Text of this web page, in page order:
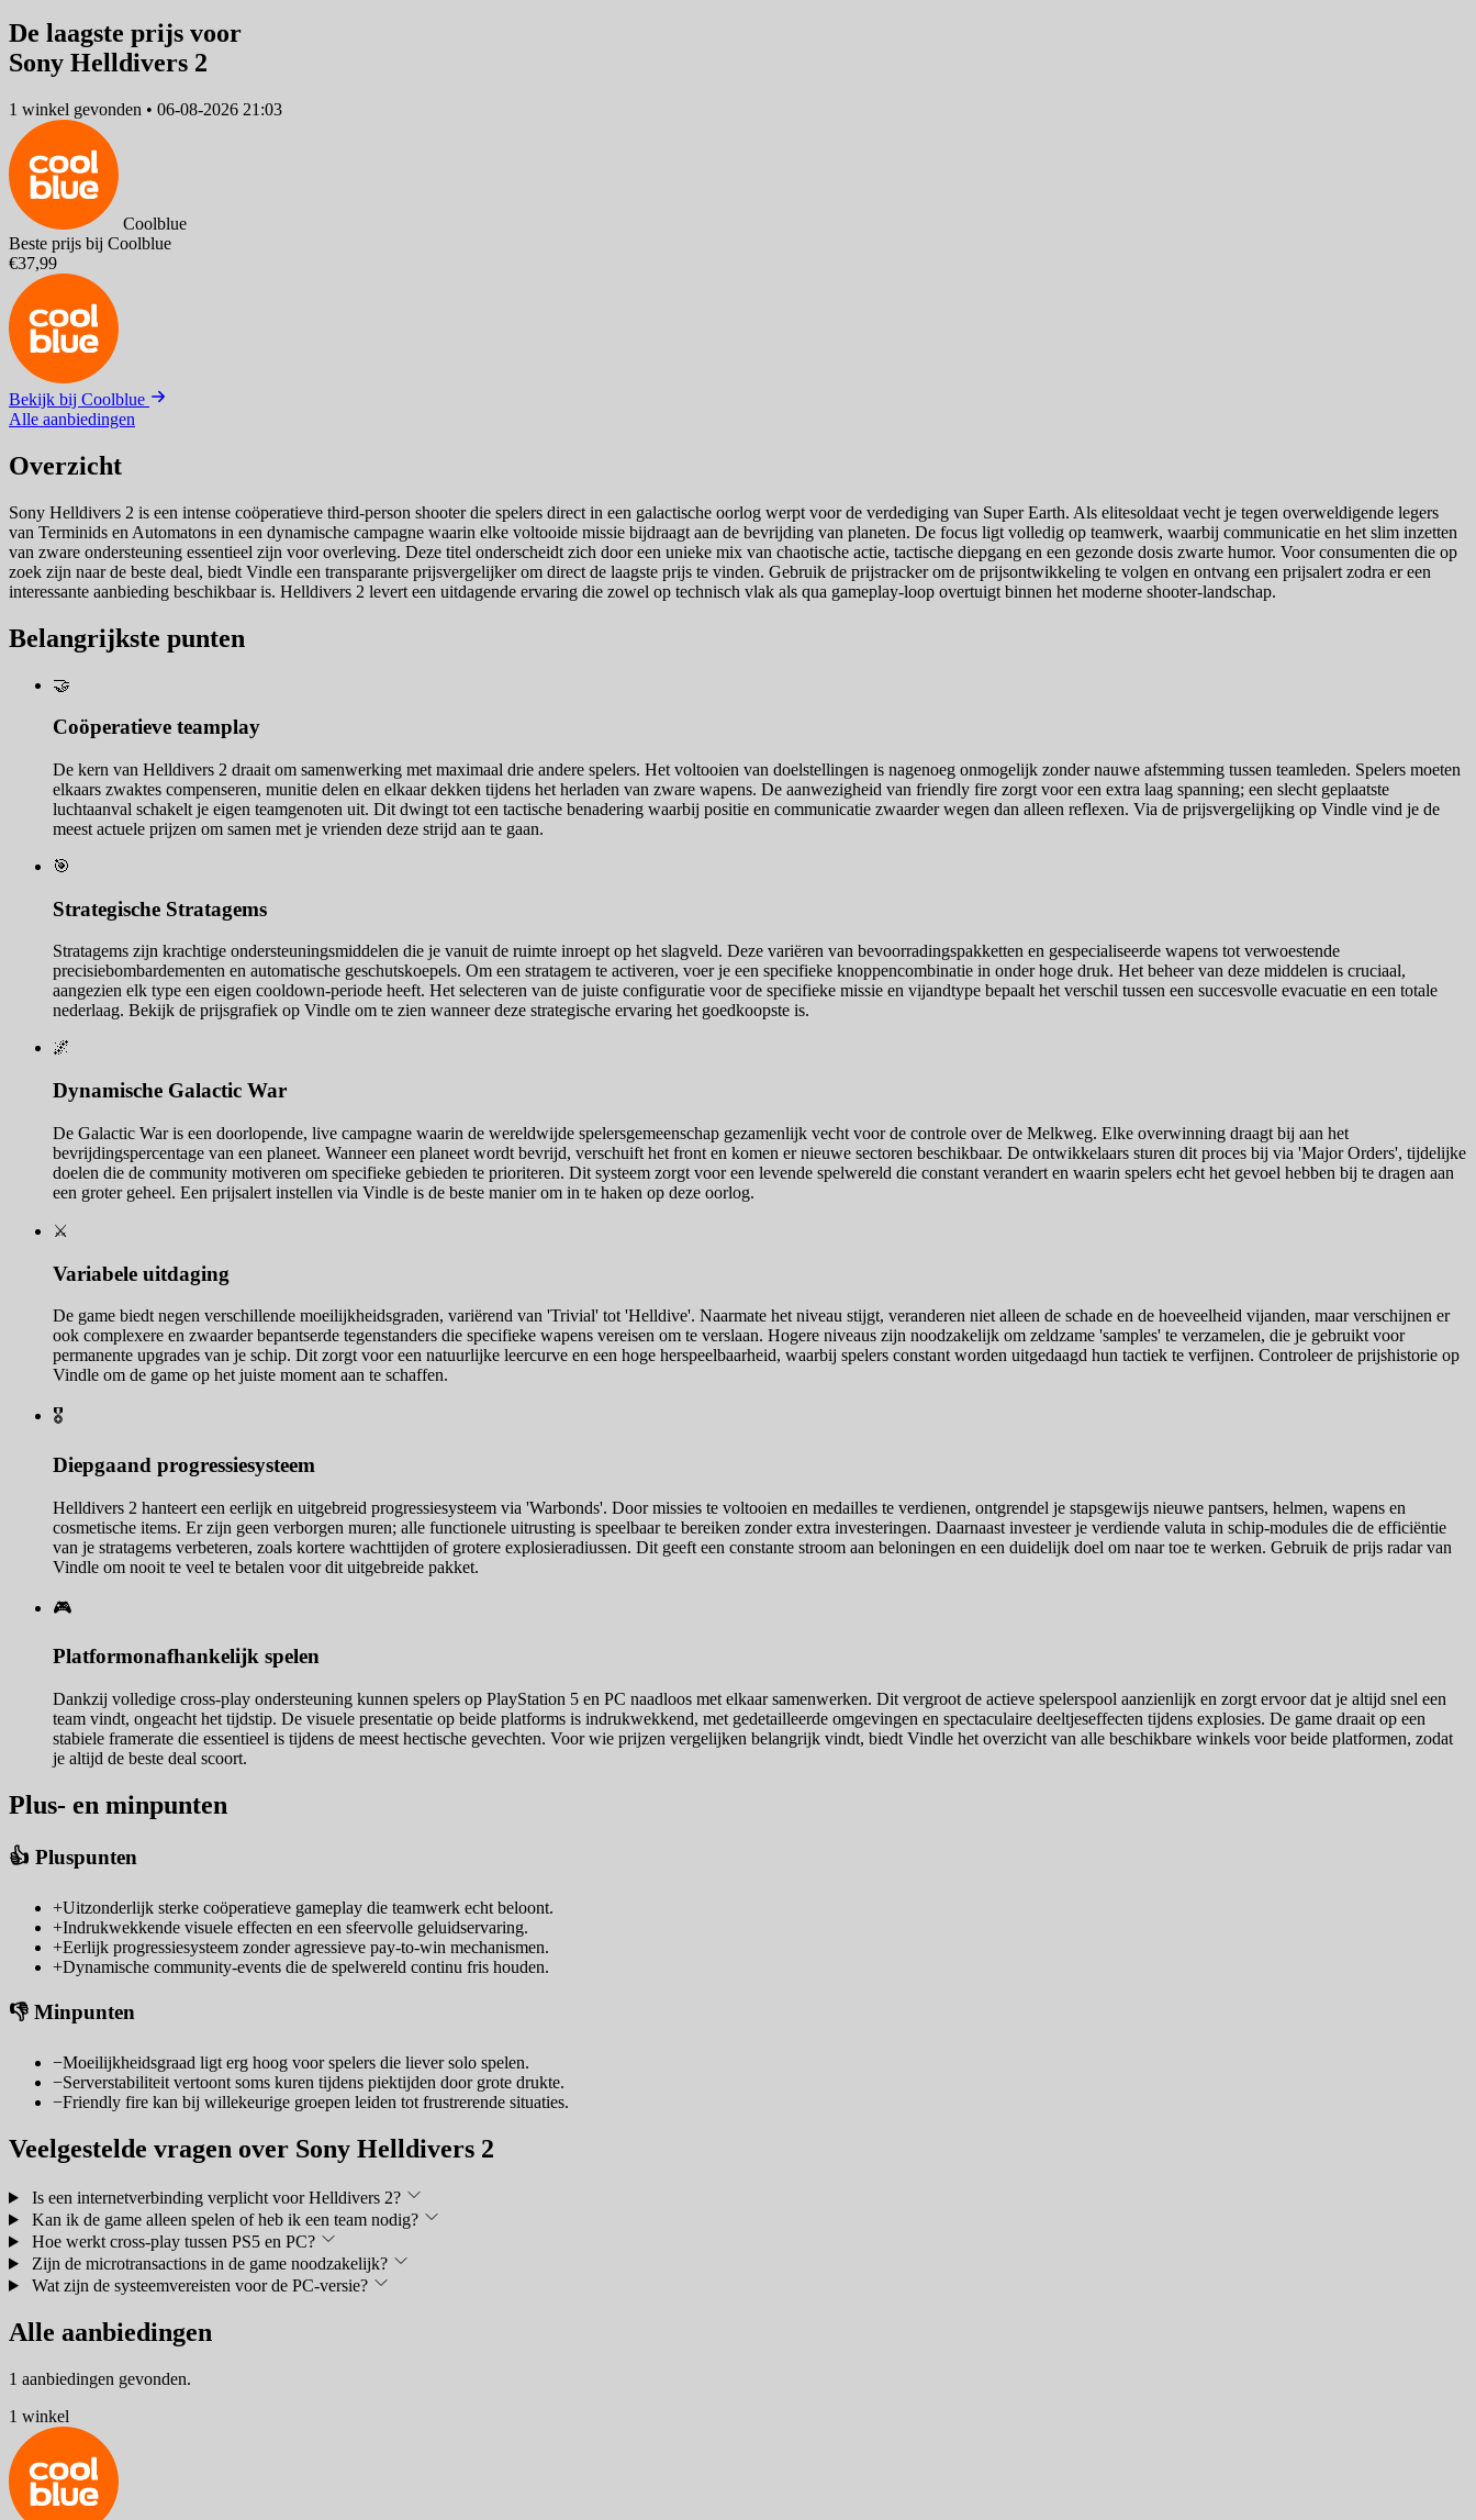
De laagste prijs voor
Sony Helldivers 2
1 winkel gevonden • 06-08-2026 21:03
Coolblue
Beste prijs bij Coolblue
€37,99
Bekijk bij Coolblue
Alle aanbiedingen
Overzicht
Sony Helldivers 2 is een intense coöperatieve third-person shooter die spelers direct in een galactische oorlog werpt voor de verdediging van Super Earth. Als elitesoldaat vecht je tegen overweldigende legers
van Terminids en Automatons in een dynamische campagne waarin elke voltooide missie bijdraagt aan de bevrijding van planeten. De focus ligt volledig op teamwerk, waarbij communicatie en het slim inzetten
van zware ondersteuning essentieel zijn voor overleving. Deze titel onderscheidt zich door een unieke mix van chaotische actie, tactische diepgang en een gezonde dosis zwarte humor. Voor consumenten die op
zoek zijn naar de beste deal, biedt Vindle een transparante prijsvergelijker om direct de laagste prijs te vinden. Gebruik de prijstracker om de prijsontwikkeling te volgen en ontvang een prijsalert zodra er een
interessante aanbieding beschikbaar is. Helldivers 2 levert een uitdagende ervaring die zowel op technisch vlak als qua gameplay-loop overtuigt binnen het moderne shooter-landschap.
Belangrijkste punten
🤝
Coöperatieve teamplay
De kern van Helldivers 2 draait om samenwerking met maximaal drie andere spelers. Het voltooien van doelstellingen is nagenoeg onmogelijk zonder nauwe afstemming tussen teamleden. Spelers moeten
elkaars zwaktes compenseren, munitie delen en elkaar dekken tijdens het herladen van zware wapens. De aanwezigheid van friendly fire zorgt voor een extra laag spanning; een slecht geplaatste
luchtaanval schakelt je eigen teamgenoten uit. Dit dwingt tot een tactische benadering waarbij positie en communicatie zwaarder wegen dan alleen reflexen. Via de prijsvergelijking op Vindle vind je de
meest actuele prijzen om samen met je vrienden deze strijd aan te gaan.
🎯
Strategische Stratagems
Stratagems zijn krachtige ondersteuningsmiddelen die je vanuit de ruimte inroept op het slagveld. Deze variëren van bevoorradingspakketten en gespecialiseerde wapens tot verwoestende
precisiebombardementen en automatische geschutskoepels. Om een stratagem te activeren, voer je een specifieke knoppencombinatie in onder hoge druk. Het beheer van deze middelen is cruciaal,
aangezien elk type een eigen cooldown-periode heeft. Het selecteren van de juiste configuratie voor de specifieke missie en vijandtype bepaalt het verschil tussen een succesvolle evacuatie en een totale
nederlaag. Bekijk de prijsgrafiek op Vindle om te zien wanneer deze strategische ervaring het goedkoopste is.
🌌
Dynamische Galactic War
De Galactic War is een doorlopende, live campagne waarin de wereldwijde spelersgemeenschap gezamenlijk vecht voor de controle over de Melkweg. Elke overwinning draagt bij aan het
bevrijdingspercentage van een planeet. Wanneer een planeet wordt bevrijd, verschuift het front en komen er nieuwe sectoren beschikbaar. De ontwikkelaars sturen dit proces bij via 'Major Orders', tijdelijke
doelen die de community motiveren om specifieke gebieden te prioriteren. Dit systeem zorgt voor een levende spelwereld die constant verandert en waarin spelers echt het gevoel hebben bij te dragen aan
een groter geheel. Een prijsalert instellen via Vindle is de beste manier om in te haken op deze oorlog.
⚔️
Variabele uitdaging
De game biedt negen verschillende moeilijkheidsgraden, variërend van 'Trivial' tot 'Helldive'. Naarmate het niveau stijgt, veranderen niet alleen de schade en de hoeveelheid vijanden, maar verschijnen er
ook complexere en zwaarder bepantserde tegenstanders die specifieke wapens vereisen om te verslaan. Hogere niveaus zijn noodzakelijk om zeldzame 'samples' te verzamelen, die je gebruikt voor
permanente upgrades van je schip. Dit zorgt voor een natuurlijke leercurve en een hoge herspeelbaarheid, waarbij spelers constant worden uitgedaagd hun tactiek te verfijnen. Controleer de prijshistorie op
Vindle om de game op het juiste moment aan te schaffen.
🎖️
Diepgaand progressiesysteem
Helldivers 2 hanteert een eerlijk en uitgebreid progressiesysteem via 'Warbonds'. Door missies te voltooien en medailles te verdienen, ontgrendel je stapsgewijs nieuwe pantsers, helmen, wapens en
cosmetische items. Er zijn geen verborgen muren; alle functionele uitrusting is speelbaar te bereiken zonder extra investeringen. Daarnaast investeer je verdiende valuta in schip-modules die de efficiëntie
van je stratagems verbeteren, zoals kortere wachttijden of grotere explosieradiussen. Dit geeft een constante stroom aan beloningen en een duidelijk doel om naar toe te werken. Gebruik de prijs radar van
Vindle om nooit te veel te betalen voor dit uitgebreide pakket.
🎮
Platformonafhankelijk spelen
Dankzij volledige cross-play ondersteuning kunnen spelers op PlayStation 5 en PC naadloos met elkaar samenwerken. Dit vergroot de actieve spelerspool aanzienlijk en zorgt ervoor dat je altijd snel een
team vindt, ongeacht het tijdstip. De visuele presentatie op beide platforms is indrukwekkend, met gedetailleerde omgevingen en spectaculaire deeltjeseffecten tijdens explosies. De game draait op een
stabiele framerate die essentieel is tijdens de meest hectische gevechten. Voor wie prijzen vergelijken belangrijk vindt, biedt Vindle het overzicht van alle beschikbare winkels voor beide platformen, zodat
je altijd de beste deal scoort.
Plus- en minpunten
👍 Pluspunten
+Uitzonderlijk sterke coöperatieve gameplay die teamwerk echt beloont.
+Indrukwekkende visuele effecten en een sfeervolle geluidservaring.
+Eerlijk progressiesysteem zonder agressieve pay-to-win mechanismen.
+Dynamische community-events die de spelwereld continu fris houden.
👎 Minpunten
−Moeilijkheidsgraad ligt erg hoog voor spelers die liever solo spelen.
−Serverstabiliteit vertoont soms kuren tijdens piektijden door grote drukte.
−Friendly fire kan bij willekeurige groepen leiden tot frustrerende situaties.
Veelgestelde vragen over Sony Helldivers 2
Is een internetverbinding verplicht voor Helldivers 2?
Kan ik de game alleen spelen of heb ik een team nodig?
Hoe werkt cross-play tussen PS5 en PC?
Zijn de microtransactions in de game noodzakelijk?
Wat zijn de systeemvereisten voor de PC-versie?
Alle aanbiedingen
1 aanbiedingen gevonden.
1 winkel